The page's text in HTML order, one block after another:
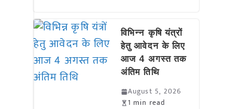
विभिन्न कृषि यंत्रों
हेतु आवेदन के लिए
आज 4 अगस्त तक
अंतिम तिथि
August 5, 2026
1 min read